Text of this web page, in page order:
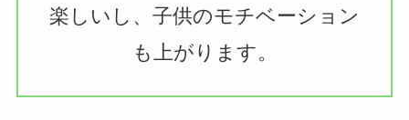
楽しいし、子供のモチベーション
も上がります。